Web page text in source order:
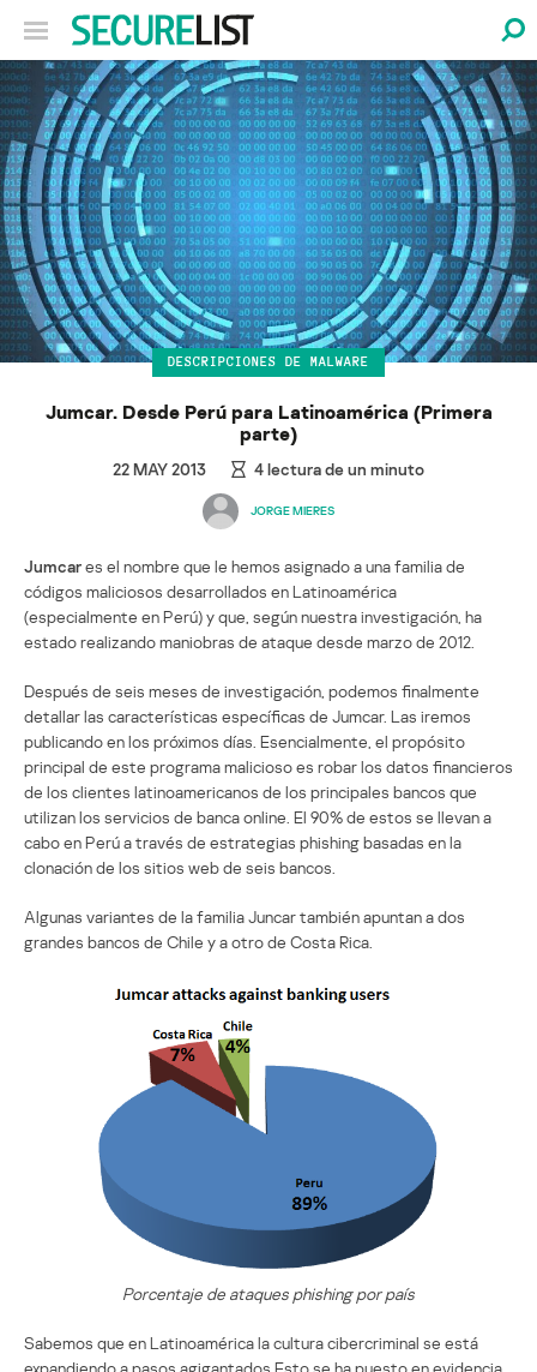
DESCRIPCIONES DE MALWARE
Jumcar. Desde Perú para Latinoamérica (Primera
parte)
22 MAY 2013 4lectura de un minuto
JORGE MIERES
Jumcares el nombre que le hemos asignado a una familia de
códigos maliciosos desarrollados en Latinoamérica
(especialmente en Perú) y que, según nuestra investigación, ha
estado realizando maniobras de ataque desde marzo de 2012.
Después de seis meses de investigación, podemos finalmente
detallar las características específicas de Jumcar. Las iremos
publicando en los próximos días. Esencialmente, el propósito
principal de este programa malicioso es robar los datos financieros
de los clientes latinoamericanos de los principales bancos que
utilizan los servicios de banca online. El 90% de estos se llevan a
cabo en Perú a través de estrategias phishing basadas en la
clonación de los sitios web de seis bancos.
Algunas variantes de la familia Juncar también apuntan a dos
grandes bancos de Chile y a otro de Costa Rica.
Porcentaje de ataques phishing por país
Sabemos que en Latinoamérica la cultura cibercriminal se está